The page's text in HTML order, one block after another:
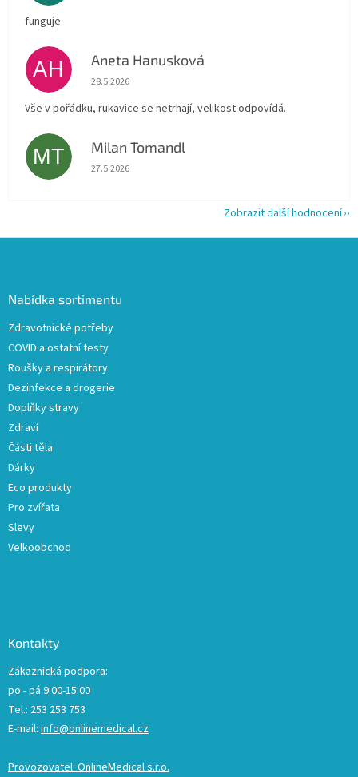
funguje.
AH Aneta Hanusková
Hodnocení obchodu je 5 z 5 hvězdiček.
28.5.2026
Vše v pořádku, rukavice se netrhají, velikost odpovídá.
MT Milan Tomandl
Hodnocení obchodu je 5 z 5 hvězdiček.
27.5.2026
Zobrazit další hodnocení
Nabídka sortimentu
Zdravotnické potřeby
COVID a ostatní testy
Roušky a respirátory
Dezinfekce a drogerie
Doplňky stravy
Zdraví
Části těla
Dárky
Eco produkty
Pro zvířata
Slevy
Velkoobchod
Kontakty
Zákaznická podpora:
po - pá 9:00-15:00
Tel.: 253 253 753
E-mail: info@onlinemedical.cz
Provozovatel: OnlineMedical s.r.o.